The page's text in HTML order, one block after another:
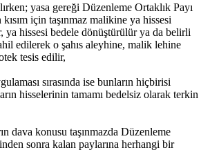
yasa gereği Düzenleme Ortaklık Payı
kısım için taşınmaz malikine ya hissesi
ya hissesi bedele dönüştürülür ya da belirli
edilerek o şahıs aleyhine, malik lehine
tesis edilir,
sırasında ise bunların hiçbirisi
hisselerinin tamamı bedelsiz olarak terkin
dava konusu taşınmazda Düzenleme
sonra kalan paylarına herhangi bir